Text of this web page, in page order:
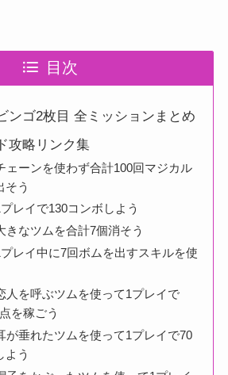
目次
ゴ2枚目 全ミッションまとめ
攻略リンク集
ェーンを使わず合計100回マジカル
そう
レイで130コンボしよう
きなツムを合計7個消そう
レイ中に7回ボムを出すスキルを使
人を呼ぶツムを使って1プレイで
を稼ごう
が垂れたツムを使って1プレイで70
よう